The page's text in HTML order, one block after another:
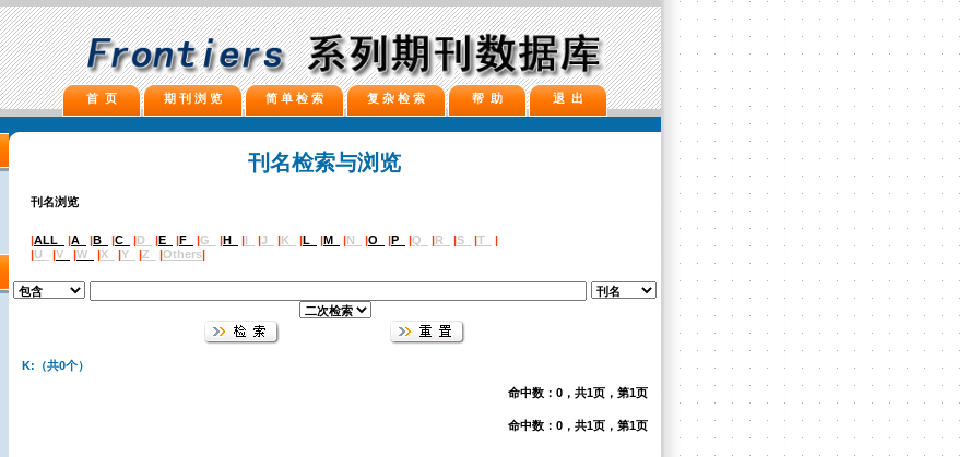
首 页 期 刊 浏 览 简 单 检 索 复 杂 检 索 帮 助 退 出
刊名检索与浏览
刊名浏览
|ALL |A |B |C |D |E |F |G |H |I |J |K |L |M |N |O |P |Q |R |S |T
|
|U |V |W |X |Y |Z |Others|
K:（共0个）
命中数：0，共1页，第1页
命中数：0，共1页，第1页